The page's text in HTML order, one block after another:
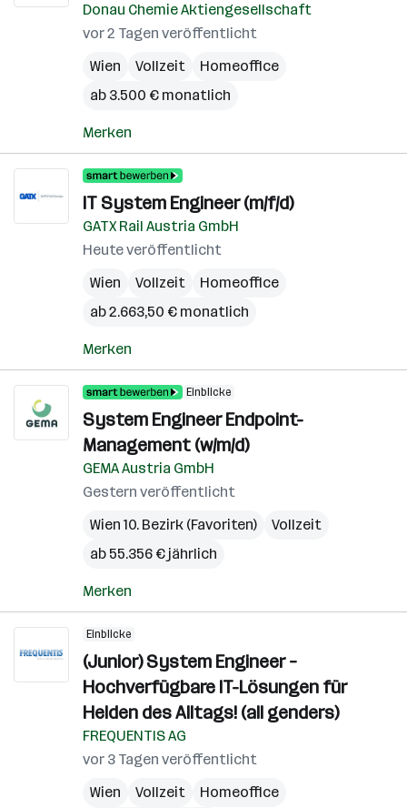
Donau Chemie Aktiengesellschaft
vor 2 Tagen veröffentlicht
Wien
Vollzeit
Homeoffice
ab 3.500 € monatlich
Merken
IT System Engineer (m/f/d)
GATX Rail Austria GmbH
Heute veröffentlicht
Wien
Vollzeit
Homeoffice
ab 2.663,50 € monatlich
Merken
Einblicke
System Engineer Endpoint-
Management (w/m/d)
GEMA Austria GmbH
Gestern veröffentlicht
Wien 10. Bezirk (Favoriten)
Vollzeit
ab 55.356 € jährlich
Merken
Einblicke
(Junior) System Engineer –
Hochverfügbare IT-Lösungen für
Helden des Alltags! (all genders)
FREQUENTIS AG
vor 3 Tagen veröffentlicht
Wien
Vollzeit
Homeoffice